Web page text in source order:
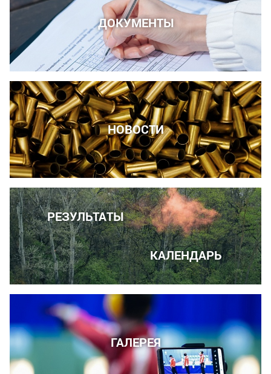
ДОКУМЕНТЫ
НОВОСТИ
РЕЗУЛЬТАТЫ
КАЛЕНДАРЬ
ГАЛЕРЕЯ